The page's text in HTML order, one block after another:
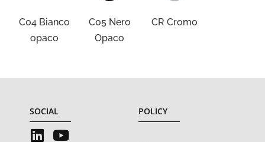
C04 Bianco
opaco
C05 Nero
Opaco
CR Cromo
SOCIAL POLICY